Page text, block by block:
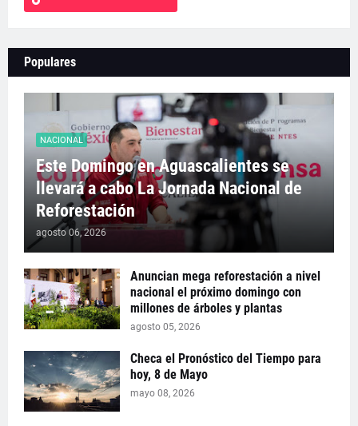
Populares
NACIONAL
Este Domingo en Aguascalientes se
llevará a cabo La Jornada Nacional de
Reforestación
agosto 06, 2026
Anuncian mega reforestación a nivel
nacional el próximo domingo con
millones de árboles y plantas
agosto 05, 2026
Checa el Pronóstico del Tiempo para
hoy, 8 de Mayo
mayo 08, 2026